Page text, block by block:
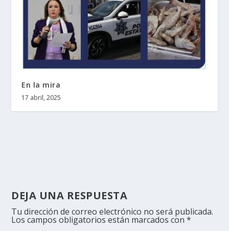
En la mira
17 abril, 2025
DEJA UNA RESPUESTA
Tu dirección de correo electrónico no será publicada.
Los campos obligatorios están marcados con*